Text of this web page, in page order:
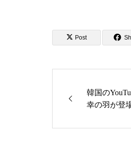
Post
韓国の
幸の羽が登